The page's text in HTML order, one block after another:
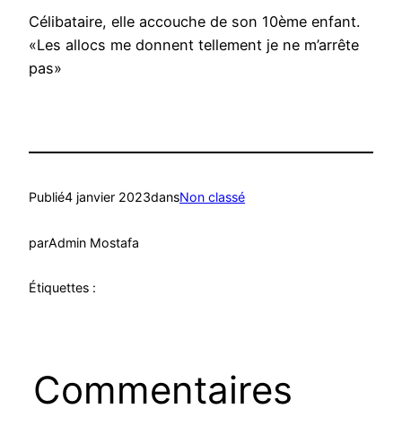
Célibataire, elle accouche de son 10ème enfant.
«Les allocs me donnent tellement je ne m’arrête
pas»
Publié4 janvier 2023dansNon classé
parAdmin Mostafa
Étiquettes :
Commentaires